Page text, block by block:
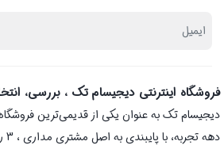
فروشگاه اینترنتی دیجیسام تک ، بررسی،
دیجیسام تک به عنوان یکی از قدیمی‌ترین